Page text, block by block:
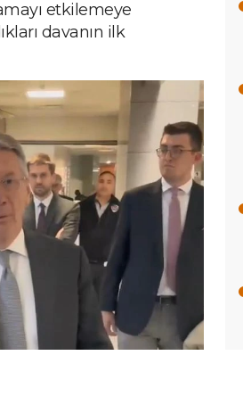
etkilemeye
davanın ilk